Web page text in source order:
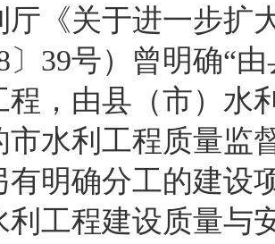
厅《关于进一步扩
〕 39号）曾明确“
程 ， 由县（市）水
市水利工程质量监
有明确分工的建设
利工程建设质量与